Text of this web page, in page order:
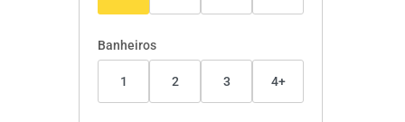
Banheiros
1 2 3 4+